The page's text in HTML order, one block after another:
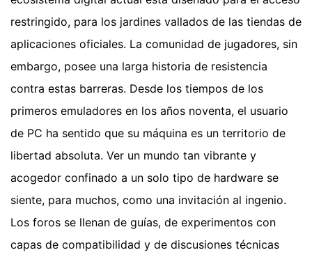
restringido, para los jardines vallados de las tiendas de
aplicaciones oficiales. La comunidad de jugadores, sin
embargo, posee una larga historia de resistencia
contra estas barreras. Desde los tiempos de los
primeros emuladores en los años noventa, el usuario
de PC ha sentido que su máquina es un territorio de
libertad absoluta. Ver un mundo tan vibrante y
acogedor confinado a un solo tipo de hardware se
siente, para muchos, como una invitación al ingenio.
Los foros se llenan de guías, de experimentos con
capas de compatibilidad y de discusiones técnicas